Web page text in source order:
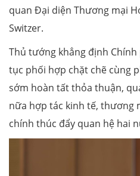
quan Đại diện Thương mại
Switzer.
Thủ tướng khẳng định
tục phối hợp chặt chẽ cùng
sớm hoàn tất thỏa thuận,
nữa hợp tác kinh tế, thương
chính thúc đẩy quan hệ hai